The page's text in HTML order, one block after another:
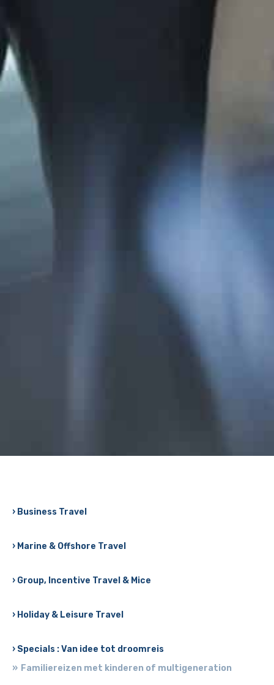
› Business Travel
› Marine & Offshore Travel
› Group, Incentive Travel & Mice
› Holiday & Leisure Travel
› Specials : Van idee tot droomreis
Familiereizen met kinderen of multigeneration